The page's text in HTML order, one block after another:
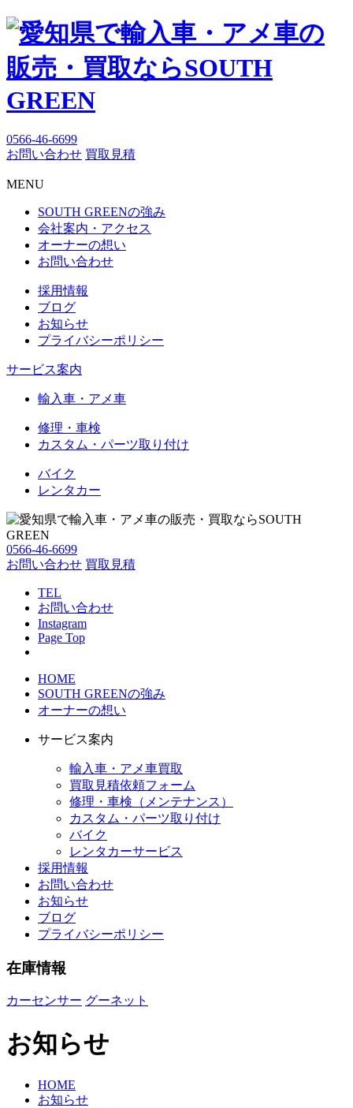
0566-46-6699
お問い合わせ 買取見積
MENU
SOUTH GREENの強み
会社案内・アクセス
オーナーの想い
お問い合わせ
採用情報
ブログ
お知らせ
プライバシーポリシー
サービス案内
輸入車・アメ車
修理・車検
カスタム・パーツ取り付け
バイク
レンタカー
0566-46-6699
お問い合わせ 買取見積
TEL
お問い合わせ
Instagram
Page Top
HOME
SOUTH GREENの強み
オーナーの想い
サービス案内
輸入車・アメ車買取
買取見積依頼フォーム
修理・車検（メンテナンス）
カスタム・パーツ取り付け
バイク
レンタカーサービス
採用情報
お問い合わせ
お知らせ
ブログ
プライバシーポリシー
在庫情報
カーセンサー グーネット
お知らせ
HOME
お知らせ